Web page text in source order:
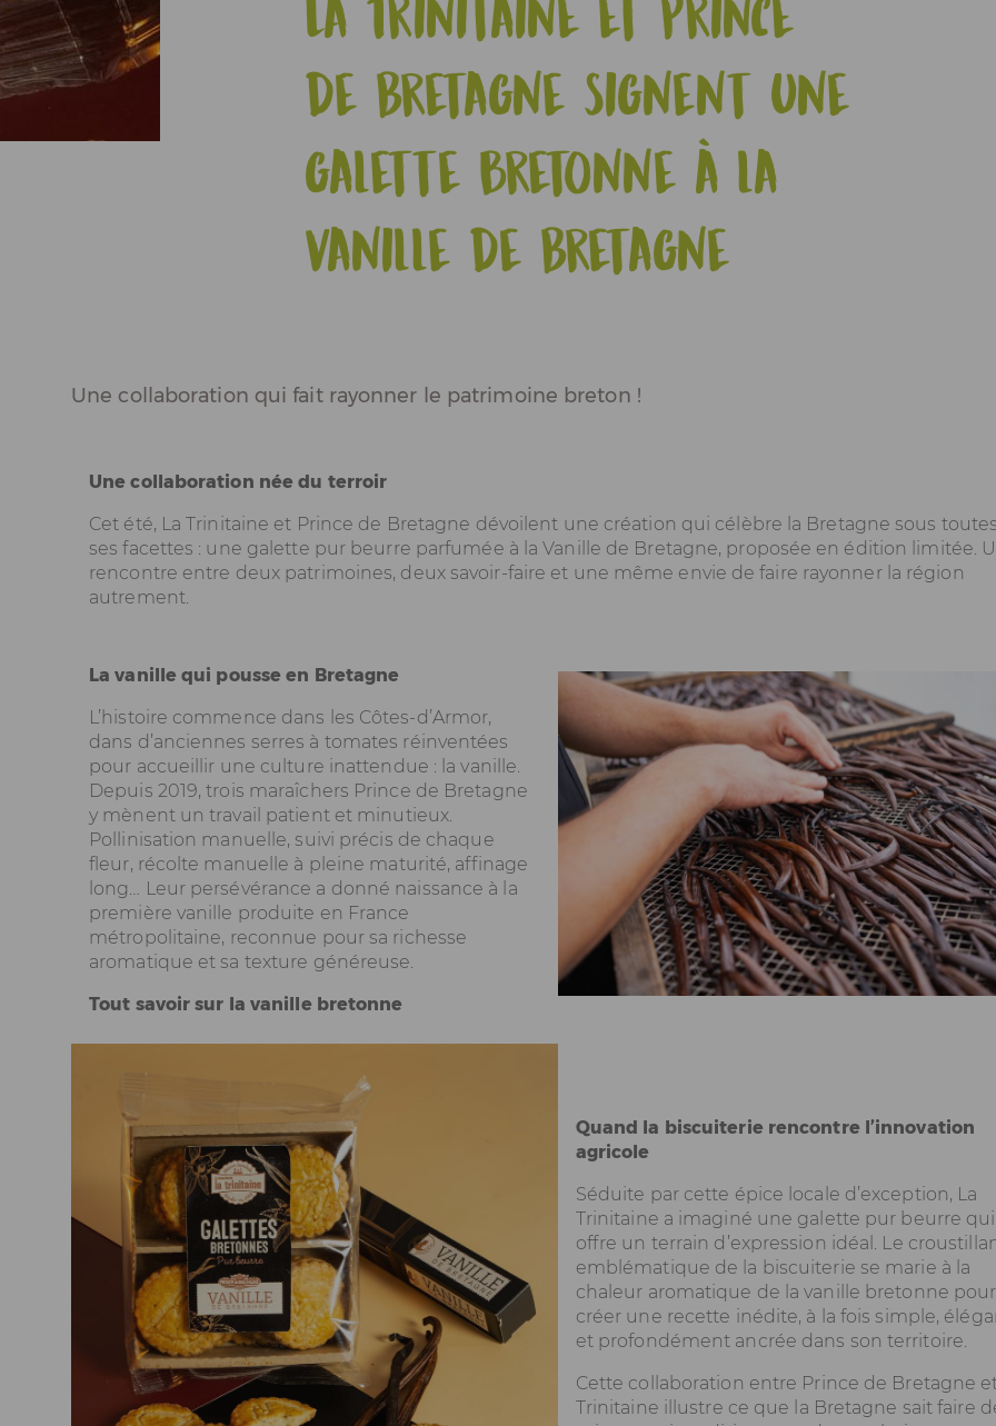
Actualités
Espace Pros & Presse
La Trinitaine et Prince
de Bretagne signent une
galette bretonne à la
Vanille de Bretagne
Une collaboration qui fait rayonner le patrimoine breton !
Une collaboration née du terroir
Cet été, La Trinitaine et Prince de Bretagne dévoilent une création qui célèbre la Bretagne sous toutes
ses facettes : une galette pur beurre parfumée à la Vanille de Bretagne, proposée en édition limitée.
rencontre entre deux patrimoines, deux savoir‑faire et une même envie de faire rayonner la région
autrement.
La vanille qui pousse en Bretagne
L’histoire commence dans les Côtes‑d’Armor,
dans d’anciennes serres à tomates réinventées
pour accueillir une culture inattendue : la vanille.
Depuis 2019, trois maraîchers Prince de Bretagne
y mènent un travail patient et minutieux.
Pollinisation manuelle, suivi précis de chaque
fleur, récolte manuelle à pleine maturité, affinage
long… Leur persévérance a donné naissance à la
première vanille produite en France
métropolitaine, reconnue pour sa richesse
aromatique et sa texture généreuse.
Tout savoir sur la vanille bretonne
Quand la biscuiterie rencontre l’innovation
agricole
Séduite par cette épice locale d’exception, La
Trinitaine a imaginé une galette pur beurre
offre un terrain d’expression idéal. Le
emblématique de la biscuiterie se marie à la
chaleur aromatique de la vanille bretonne pour
créer une recette inédite, à la fois simple,
et profondément ancrée dans son territoire.
Cette collaboration entre Prince de Bretagne
Trinitaine illustre ce que la Bretagne sait faire